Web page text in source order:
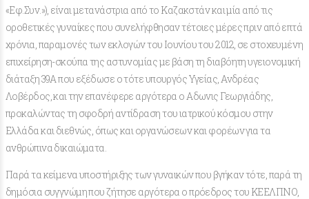
«Εφ.Συν.»), είναι μετανάστρια από το Καζακστάν και μία από τις
οροθετικές γυναίκες που συνελήφθησαν τέτοιες μέρες πριν από επτά
χρόνια, παραμονές των εκλογών του Ιουνίου του 2012, σε στοχευμένη
επιχείρηση-σκούπα της αστυνομίας με βάση τη διαβόητη υγειονομική
διάταξη 39Α που εξέδωσε ο τότε υπουργός Υγείας, Ανδρέας
Λοβέρδος, και την επανέφερε αργότερα ο Αδωνις Γεωργιάδης,
προκαλώντας τη σφοδρή αντίδραση του ιατρικού κόσμου στην
Ελλάδα και διεθνώς, όπως και οργανώσεων και φορέων για τα
ανθρώπινα δικαιώματα.
Παρά τα κείμενα υποστήριξης των γυναικών που βγήκαν τότε, παρά τη
δημόσια συγγνώμη που ζήτησε αργότερα ο πρόεδρος του ΚΕΕΛΠΝΟ,